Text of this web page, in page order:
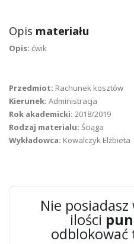
Opis materiału
Opis: ćwik
Przedmiot: Rachunek kosztów
Kierunek: Administracja
Rok akademicki: 2018/2019
Rodzaj materialu: Ściąga
Wykładowca: Kowalczyk Elżbieta
Nie
ilości
odblokować